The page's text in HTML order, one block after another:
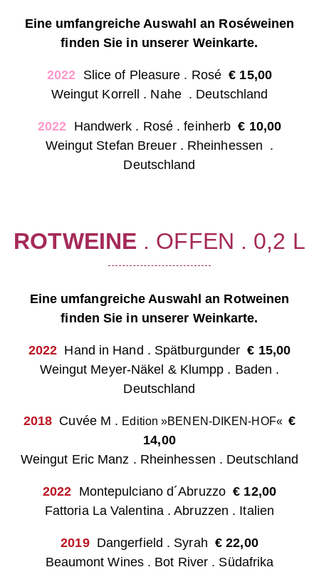
Eine umfangreiche Auswahl an Roséweinen
finden Sie in unserer Weinkarte.
2022 Slice of Pleasure . Rosé€ 15,00
Weingut Korrell . Nahe . Deutschland
2022 Handwerk . Rosé . feinherb€ 10,00
Weingut Stefan Breuer . Rheinhessen .
Deutschland
ROTWEINE . OFFEN . 0,2 L
Eine umfangreiche Auswahl an Rotweinen
finden Sie in unserer Weinkarte.
2022 Hand in Hand . Spätburgunder€ 15,00
Weingut Meyer-Näkel & Klumpp . Baden .
Deutschland
2018 Cuvée M . Edition »BENEN-DIKEN-HOF«€
14,00
Weingut Eric Manz . Rheinhessen . Deutschland
2022 Montepulciano d´Abruzzo€ 12,00
Fattoria La Valentina . Abruzzen . Italien
2019Dangerfield . Syrah € 22,00
Beaumont Wines . Bot River . Südafrika